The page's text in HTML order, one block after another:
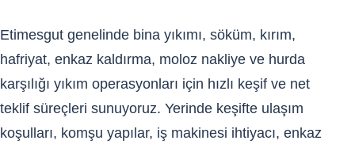
Etimesgut genelinde bina yıkımı, söküm, kırım,
hafriyat, enkaz kaldırma, moloz nakliye ve hurda
karşılığı yıkım operasyonları için hızlı keşif ve net
teklif süreçleri sunuyoruz. Yerinde keşifte ulaşım
koşulları, komşu yapılar, iş makinesi ihtiyacı, enkaz